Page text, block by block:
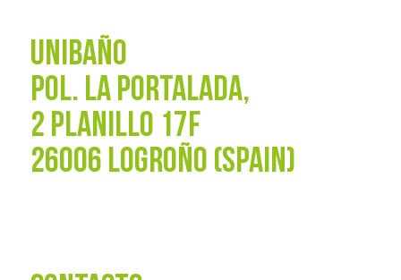
UNIBAÑO
POL. La Portalada,
2 PLANILLO 17F
26006 LOGROÑO (SPAIN)